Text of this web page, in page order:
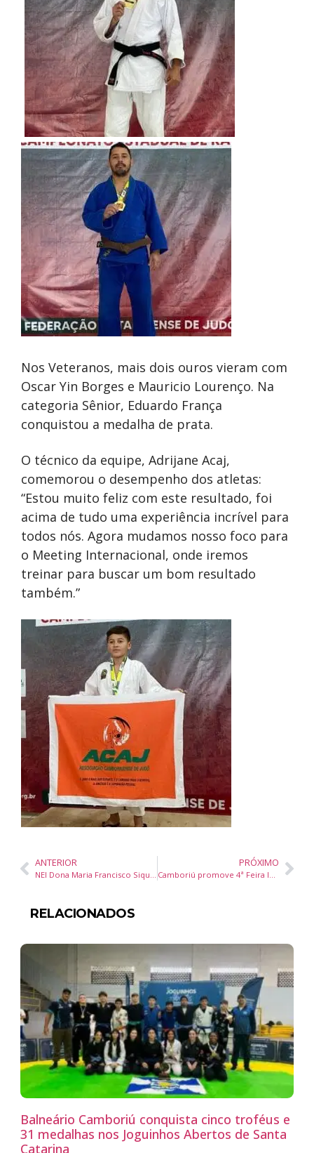
Nos Veteranos, mais dois ouros vieram com
Oscar Yin Borges e Mauricio Lourenço. Na
categoria Sênior, Eduardo França
conquistou a medalha de prata.
O técnico da equipe, Adrijane Acaj,
comemorou o desempenho dos atletas:
“Estou muito feliz com este resultado, foi
acima de tudo uma experiência incrível para
todos nós. Agora mudamos nosso foco para
o Meeting Internacional, onde iremos
treinar para buscar um bom resultado
também.”
ANTERIOR
NEI Dona Maria Francisco Siqueira promove 3° Encontro Famílias em Conexão para crianças atípicas em Balneário Camboriú
PRÓXIMO
Camboriú promove 4ª Feira Interdisciplinar Inclusiva e reforça compromisso com a educação
RELACIONADOS
Balneário Camboriú conquista cinco troféus e
31 medalhas nos Joguinhos Abertos de Santa
Catarina